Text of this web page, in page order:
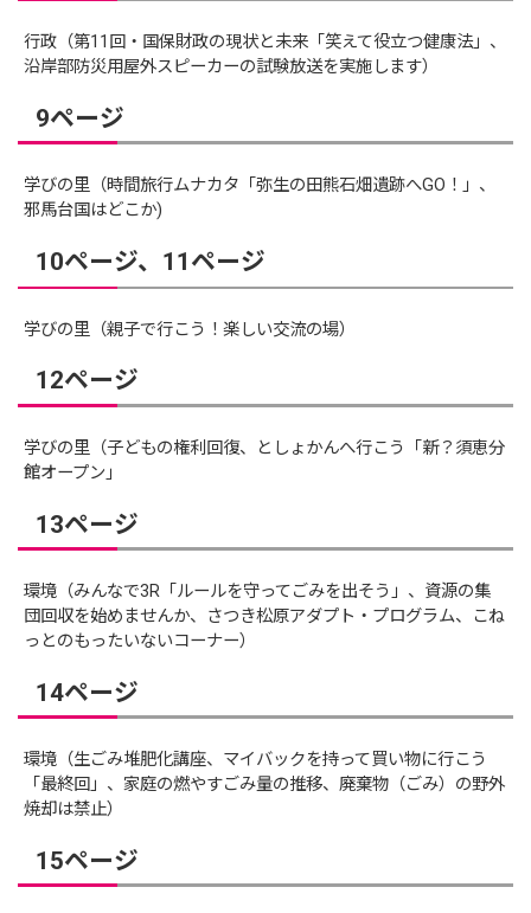
行政（第11回・国保財政の現状と未来「笑えて役立つ健康法」、
沿岸部防災用屋外スピーカーの試験放送を実施します）
9ページ
学びの里（時間旅行ムナカタ「弥生の田熊石畑遺跡へGO！」、
邪馬台国はどこか)
10ページ、11ページ
学びの里（親子で行こう！楽しい交流の場）
12ページ
学びの里（子どもの権利回復、としょかんへ行こう「新？須恵分
館オープン」
13ページ
環境（みんなで3R「ルールを守ってごみを出そう」、資源の集
団回収を始めませんか、さつき松原アダプト・プログラム、こね
っとのもったいないコーナー）
14ページ
環境（生ごみ堆肥化講座、マイバックを持って買い物に行こう
「最終回」、家庭の燃やすごみ量の推移、廃棄物（ごみ）の野外
焼却は禁止）
15ページ